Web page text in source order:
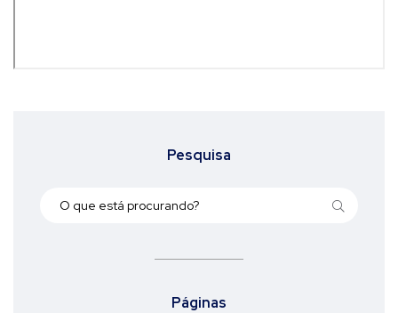
Pesquisa
Páginas